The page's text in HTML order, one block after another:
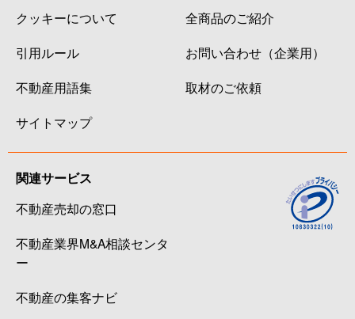
クッキーについて
引用ルール
不動産用語集
サイトマップ
全商品のご紹介
お問い合わせ（企業用）
取材のご依頼
関連サービス
不動産売却の窓口
不動産業界M&A相談センタ
ー
不動産の集客ナビ